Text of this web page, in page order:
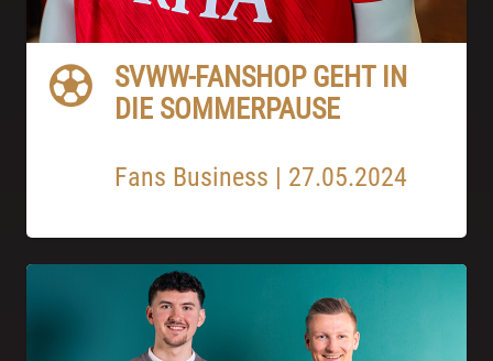
SVWW-FANSHOP GEHT IN
DIE SOMMERPAUSE
Fans Business | 27.05.2024